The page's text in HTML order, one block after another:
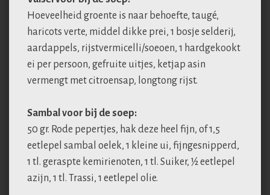
Hoeveelheid groente is naar behoefte, taugé,
haricots verte, middel dikke prei, 1 bosje selderij,
aardappels, rijstvermicelli/soeoen, 1 hardgekookt
ei per persoon, gefruite uitjes, ketjap asin
vermengt met citroensap, longtong rijst.
Sambal voor bij de soep:
50 gr. Rode pepertjes, hak deze heel fijn, of 1,5
eetlepel sambal oelek, 1 kleine ui, fijngesnipperd,
1 tl. geraspte kemirienoten, 1 tl. Suiker, 1⁄2 eetlepel
azijn, 1 tl. Trassi, 1 eetlepel olie.